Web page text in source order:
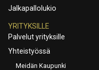
Jalkapallolukio
YRITYKSILLE
Palvelut yrityksille
Yhteistyössä
Meidän Kaupunki